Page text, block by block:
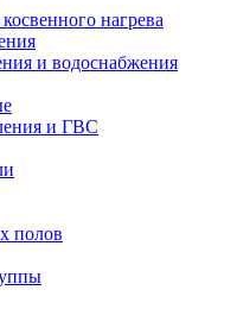
нагрева
и водоснабжения
и ГВС
полов